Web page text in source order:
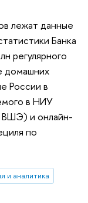
лежат данные
Банка
регулярного
домашних
России в
в НИУ
и онлайн-
по
и аналитика